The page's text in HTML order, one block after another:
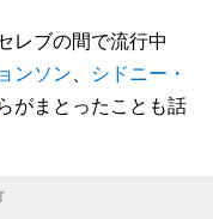
レブの間で流行中
ンソン、 シドニー・
がまとったことも話